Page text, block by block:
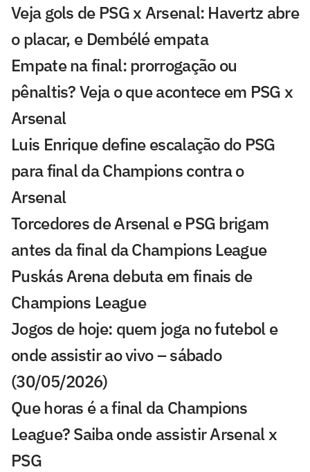
Veja gols de PSG x Arsenal: Havertz abre
o placar, e Dembélé empata
Empate na final: prorrogação ou
pênaltis? Veja o que acontece em PSG x
Arsenal
Luis Enrique define escalação do PSG
para final da Champions contra o
Arsenal
Torcedores de Arsenal e PSG brigam
antes da final da Champions League
Puskás Arena debuta em finais de
Champions League
Jogos de hoje: quem joga no futebol e
onde assistir ao vivo – sábado
(30/05/2026)
Que horas é a final da Champions
League? Saiba onde assistir Arsenal x
PSG